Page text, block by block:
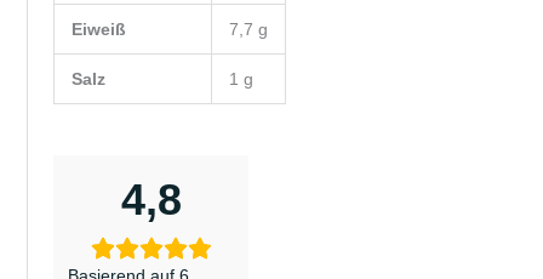
Eiweiß 7,7 g
Salz 1 g
4,8